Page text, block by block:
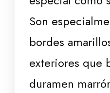
Son
bordes
exteriores que
duramen